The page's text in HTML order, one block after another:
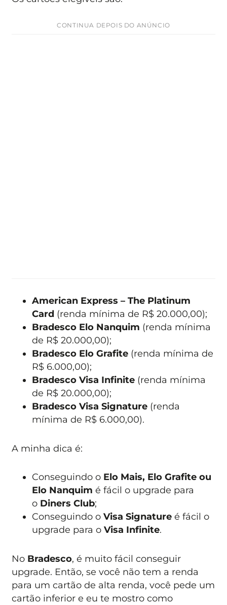
CONTINUA DEPOIS DO ANÚNCIO
American Express – The Platinum
Card (renda mínima de R$ 20.000,00);
Bradesco Elo Nanquim (renda mínima
de R$ 20.000,00);
Bradesco Elo Grafite (renda mínima de
R$ 6.000,00);
Bradesco Visa Infinite (renda mínima
de R$ 20.000,00);
Bradesco Visa Signature (renda
mínima de R$ 6.000,00).
A minha dica é:
Conseguindo o Elo Mais, Elo Grafite ou
Elo Nanquim é fácil o upgrade para
o Diners Club;
Conseguindo oVisa Signature é fácil o
upgrade para oVisa Infinite.
No Bradesco, é muito fácil conseguir
upgrade. Então, se você não tem a renda
para um cartão de alta renda, você pede um
cartão inferior e eu te mostro como